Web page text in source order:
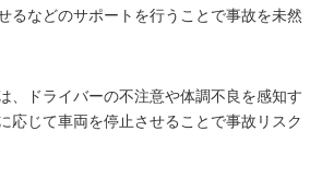
るなどのサポートを行うことで事故を未然
、ドライバーの不注意や体調不良を感知す
応じて車両を停止させることで事故リスク